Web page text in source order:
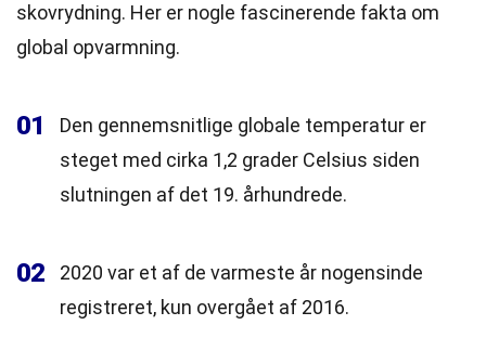
skovrydning. Her er nogle fascinerende fakta om
global opvarmning.
01
Den gennemsnitlige globale temperatur er
steget med cirka 1,2 grader Celsius siden
slutningen af det 19. århundrede.
02
2020 var et af de varmeste år nogensinde
registreret, kun overgået af 2016.